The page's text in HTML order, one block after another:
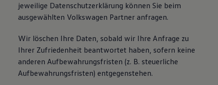
jeweilige Datenschutzerklärung können Sie beim
ausgewählten Volkswagen Partner anfragen.
Wir löschen Ihre Daten, sobald wir Ihre Anfrage zu
Ihrer Zufriedenheit beantwortet haben, sofern keine
anderen Aufbewahrungsfristen (z. B. steuerliche
Aufbewahrungsfristen) entgegenstehen.